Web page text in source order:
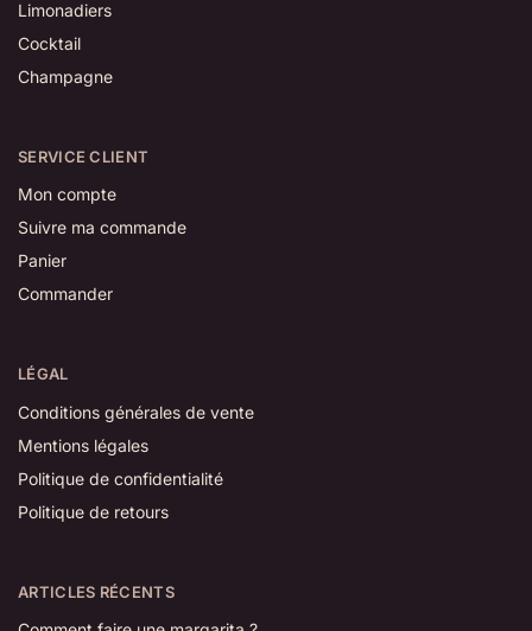
Limonadiers
Cocktail
Champagne
SERVICE CLIENT
Mon compte
Suivre ma commande
Panier
Commander
LÉGAL
Conditions générales de vente
Mentions légales
Politique de confidentialité
Politique de retours
ARTICLES RÉCENTS